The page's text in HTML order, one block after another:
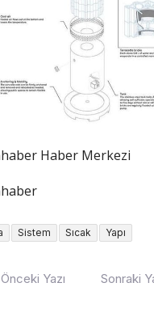
Haber Merkezi
Sistem Sıcak Yapı
Yazı Sonraki